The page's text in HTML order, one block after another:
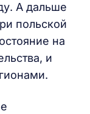
А дальше
польской
на
и